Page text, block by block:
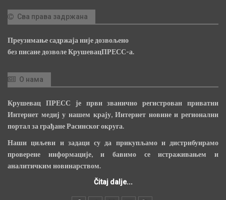
Сва права задржана
Преузимање садржаја није дозвољено
без писане дозволе КрушевацПРЕСС-а.
О нама
Крушевац ПРЕСС је први званично регистрован приватни
Интернет медиј у нашем крају, Интернет новине и регионални
портал за грађане Расинског округа.
Наши циљеви и задаци су да прикупљамо и дистрибуирамо
проверене информације, и бавимо се истраживањем и
аналитичким новинарством.
Čitaj dalje...